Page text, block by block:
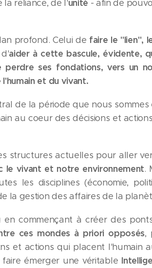
la reliance, de l'unité - afin de
profond. Celui de faire le "lien",
aider à cette bascule, évidente,
ses fondations, vers un
et du vivant.
de la période que nous
au coeur des décisions et
structures actuelles pour aller
le vivant et notre environnement.
les disciplines (économie,
la gestion des affaires de la
en commençant à créer des
ces mondes à priori opposés,
et actions qui placent l'humain
émerger une véritable I